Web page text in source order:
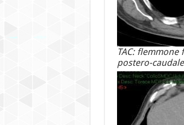
TAC:
postero-